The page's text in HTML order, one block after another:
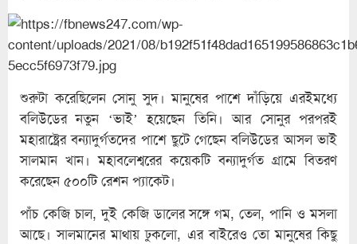
শুরুটা করেছিলেন সোনু সুদ। মানুষের পাশে দাঁড়িয়ে এরইমধ্যে
বলিউডের নতুন ‘ভাই’ হয়েছেন তিনি। আর সোনুর পরপরই
মহারাষ্ট্রের বন্যাদুর্গতদের পাশে ছুটে গেছেন বলিউডের আসল ভাই
সালমান খান। মহাবলেশ্বরের কয়েকটি বন্যাদুর্গত গ্রামে বিতরণ
করেছেন ৫০০টি রেশন প্যাকেট।
পাঁচ কেজি চাল, দুই কেজি ডালের সঙ্গে গম, তেল, পানি ও মসলা
আছে। সালমানের মাথায় ঢুকলো, এর বাইরেও তো মানুষের কিছু